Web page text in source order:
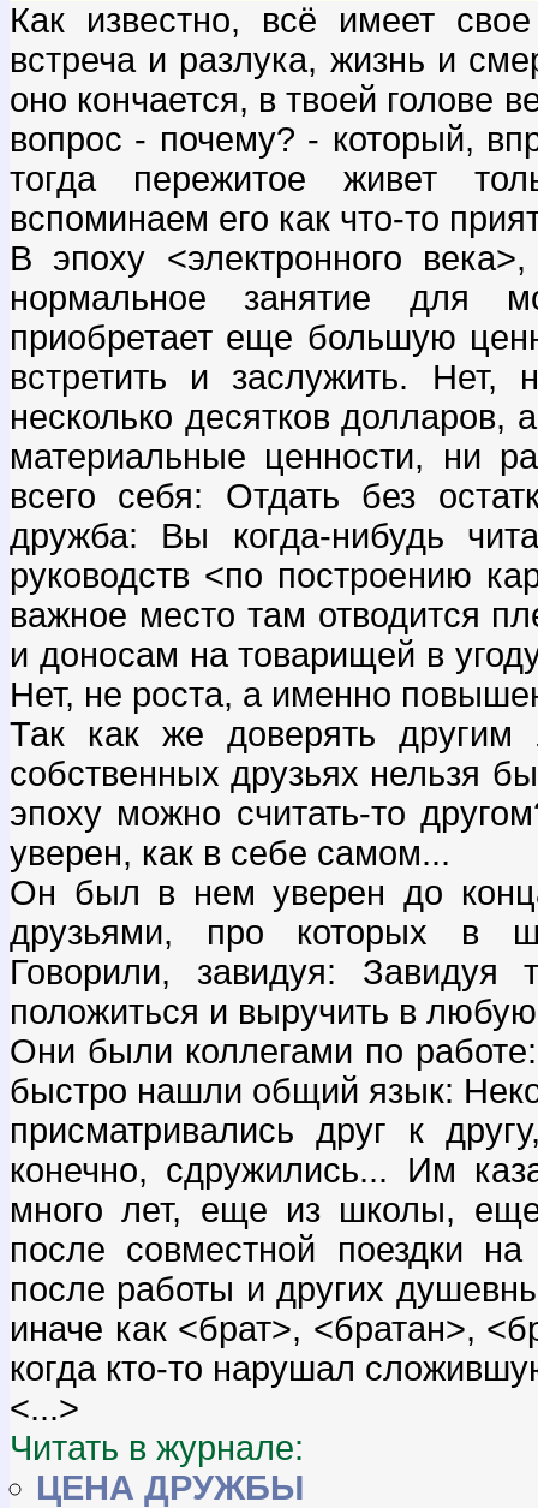
Как известно, всё имеет
встреча и разлука, жизнь и
оно кончается, в твоей голове
вопрос - почему? - который,
тогда пережитое живет
вспоминаем его как что-то
В эпоху <электронного
нормальное занятие для
приобретает еще большую
встретить и заслужить. Нет,
несколько десятков
материальные ценности, ни
всего себя: Отдать без
дружба: Вы когда-нибудь
руководств <по построению
важное место там отводится
и доносам на товарищей в
Нет, не роста, а именно
Так как же доверять
собственных друзьях нельзя
эпоху можно считать-то
уверен, как в себе самом...
Он был в нем уверен до
друзьями, про которых в
Говорили, завидуя:
положиться и выручить в
Они были коллегами по
быстро нашли общий язык:
присматривались друг к
конечно, сдружились... Им
много лет, еще из школы,
после совместной поездки
после работы и других
иначе как <брат>, <братан>,
когда кто-то нарушал
<...>
Читать в журнале:
ЦЕНА ДРУЖБЫ